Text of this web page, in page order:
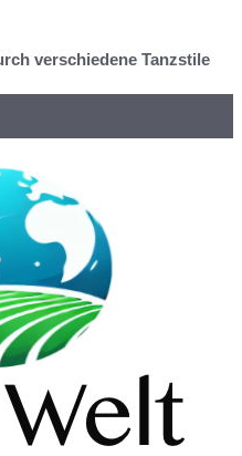
verschiedene Tanzstile